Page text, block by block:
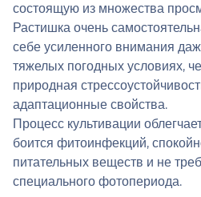
состоящую из множества
Растишка очень
себе усиленного внимания
тяжелых погодных условиях,
природная
адаптационные свойства.
Процесс культивации
боится фитоинфекций,
питательных веществ и не
специального фотопериода.